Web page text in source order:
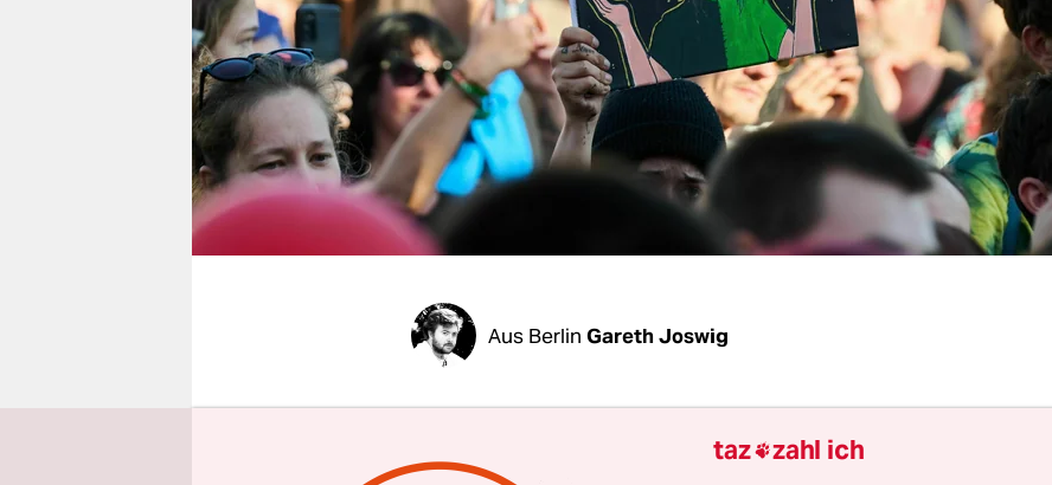
veranstaltungen
shop
fragen & hilfe
unterstützen
abo
genossenschaft
Aus Berlin Gareth Joswig
Judith Porath vom Verein Opferperspektive weiß genau,
im Alltagsleben vieler Bran­den­bur­ge­r*in­nen bedeutet,
taz zahl ich